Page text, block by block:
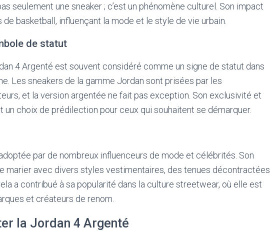
seulement une sneaker ; c’est un phénomène culturel. Son impact
basketball, influençant la mode et le style de vie urbain.
de statut
4 Argenté est souvent considéré comme un signe de statut dans
Les sneakers de la gamme Jordan sont prisées par les
et la version argentée ne fait pas exception. Son exclusivité et
choix de prédilection pour ceux qui souhaitent se démarquer.
par de nombreux influenceurs de mode et célébrités. Son
marier avec divers styles vestimentaires, des tenues décontractées
a contribué à sa popularité dans la culture streetwear, où elle est
et créateurs de renom.
la Jordan 4 Argenté